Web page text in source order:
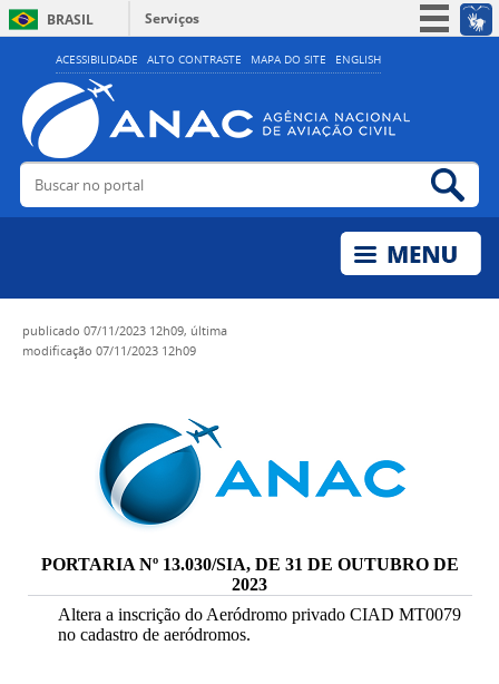
ACESSIBILIDADE ALTO CONTRASTE MAPA DO SITE ENGLISH
BRASIL
Serviços
Simplifique!
Acesso à informação
Legislação
Buscar no portal
publicado 07/11/2023 12h09, última
modificação 07/11/2023 12h09
PORTARIA Nº 13.030/SIA, DE 31 DE OUTUBRO DE
2023
Altera a inscrição do Aeródromo privado CIAD MT0079
no cadastro de aeródromos.